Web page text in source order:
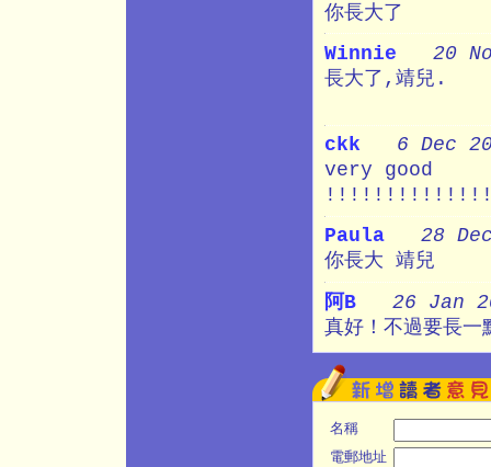
你長大了
Winnie
20
長大了,靖兒.
ckk
6 Dec
very good
Paula
28
你長大 靖兒
阿B
26 Jan
真好！不過要長一
名稱
電郵地址